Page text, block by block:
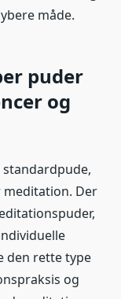
måde.
puder
og
meditation. Der
den rette type
og